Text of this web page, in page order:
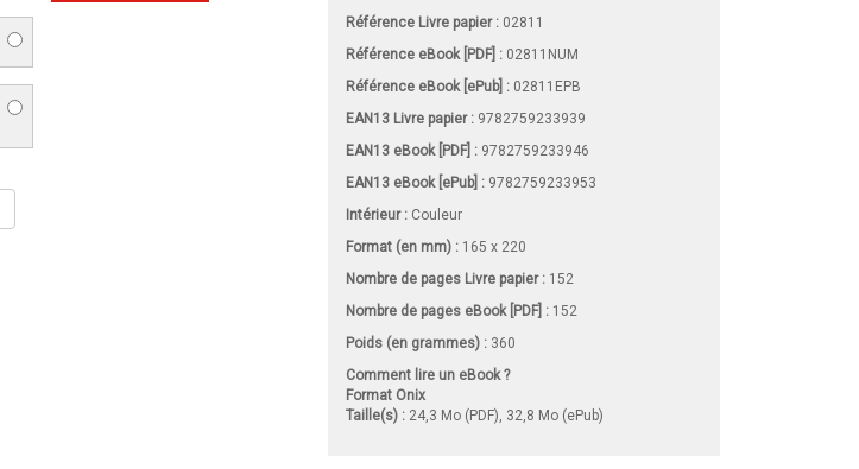
Référence Livre papier : 02811
Référence eBook [PDF] : 02811NUM
Référence eBook [ePub] : 02811EPB
EAN13 Livre papier : 9782759233939
EAN13 eBook [PDF] : 9782759233946
EAN13 eBook [ePub] : 9782759233953
Intérieur : Couleur
Format (en mm) : 165 x 220
Nombre de pages Livre papier: 152
Nombre de pages eBook [PDF] : 152
Poids (en grammes) : 360
Comment lire un eBook ?
Format Onix
Taille(s) : 24,3 Mo (PDF), 32,8 Mo (ePub)